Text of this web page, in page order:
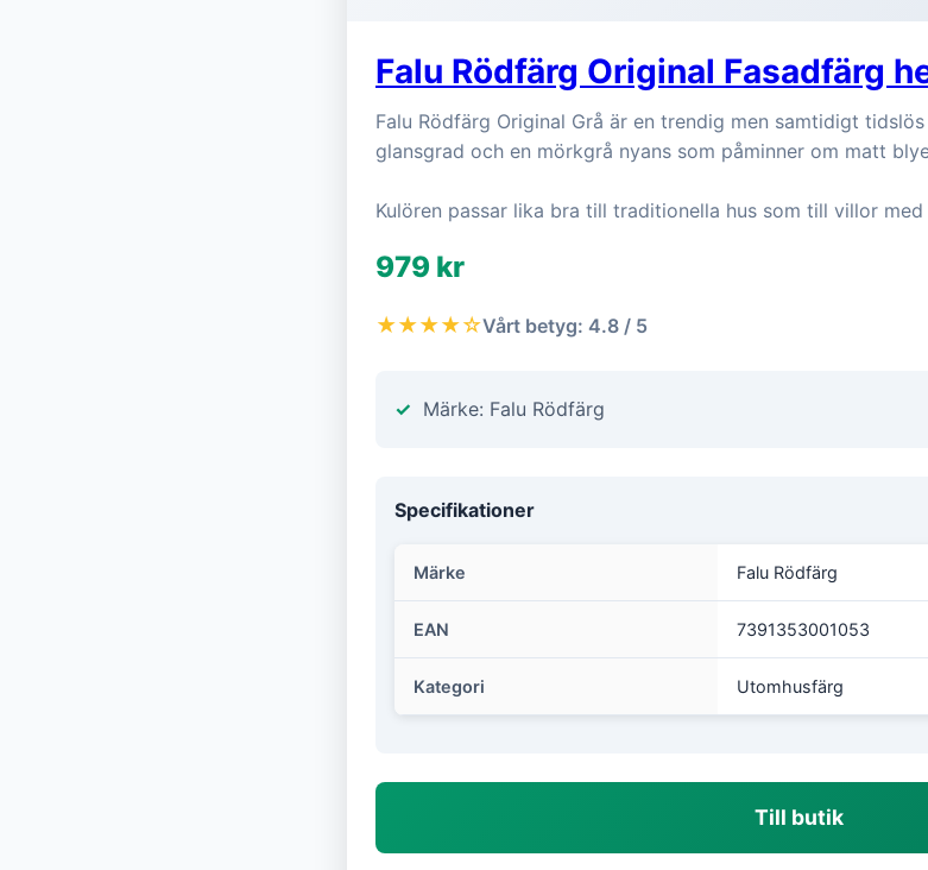
Falu Rödfärg Original Fasadfärg
Falu Rödfärg Original Grå är en trendig men samtidigt
glansgrad och en mörkgrå nyans som påminner om matt
Kulören passar lika bra till traditionella hus som till villor
979 kr
★★★★☆Vårt betyg: 4.8 / 5
Märke: Falu Rödfärg
Specifikationer
Märke Falu Rödfärg
EAN 7391353001053
Kategori Utomhusfärg
Till butik